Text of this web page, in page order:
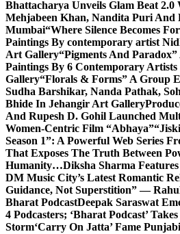
Bhattacharya Unveils Glam Beat
Mehjabeen Khan, Nandita Puri And
Mumbai“Where Silence Becomes
Paintings By contemporary artist
Art Gallery“Pigments And
Paintings By 6 Contemporary
Gallery“Florals & Forms” A Group
Sudha Barshikar, Nanda Pathak,
Bhide In Jehangir Art Gallery
And Rupesh D. Gohil Launched
Women-Centric Film “Abhaya”
Season 1”: A Powerful Web Series
That Exposes The Truth Between
Humanity…Diksha Sharma
DM Music City’s Latest Romantic
Guidance, Not Superstition” —
Bharat PodcastDeepak Saraswat
4 Podcasters; ‘Bharat Podcast’
Storm‘Carry On Jatta’ Fame